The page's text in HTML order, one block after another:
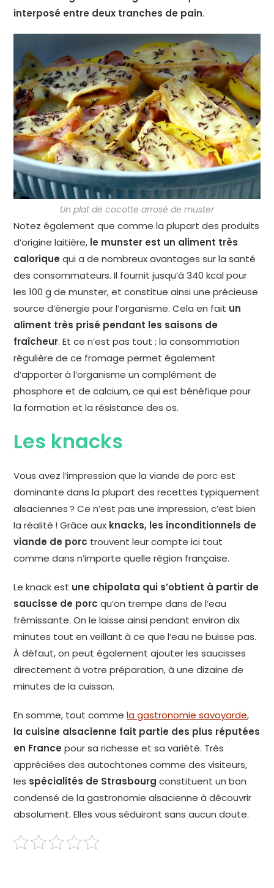
interposé entre deux tranches de pain.
Un plat de cocotte arrosé de muster
Notez également que comme la plupart des produits
d’origine laitière, le munster est un aliment très
calorique qui a de nombreux avantages sur la santé
des consommateurs. Il fournit jusqu’à 340 kcal pour
les 100 g de munster, et constitue ainsi une précieuse
source d’énergie pour l’organisme. Cela en fait un
aliment très prisé pendant les saisons de
fraîcheur. Et ce n’est pas tout ; la consommation
régulière de ce fromage permet également
d’apporter à l’organisme un complément de
phosphore et de calcium, ce qui est bénéfique pour
la formation et la résistance des os.
Les knacks
Vous avez l’impression que la viande de porc est
dominante dans la plupart des recettes typiquement
alsaciennes ? Ce n’est pas une impression, c’est bien
la réalité ! Grâce aux knacks, les inconditionnels de
viande de porc trouvent leur compte ici tout
comme dans n’importe quelle région française.
Le knack est une chipolata qui s’obtient à partir de
saucisse de porc qu’on trempe dans de l’eau
frémissante. On le laisse ainsi pendant environ dix
minutes tout en veillant à ce que l’eau ne buisse pas.
À défaut, on peut également ajouter les saucisses
directement à votre préparation, à une dizaine de
minutes de la cuisson.
En somme, tout commela gastronomie savoyarde,
la cuisine alsacienne fait partie des plus réputées
en France pour sa richesse et sa variété. Très
appréciées des autochtones comme des visiteurs,
les spécialités de Strasbourg constituent un bon
condensé de la gastronomie alsacienne à découvrir
absolument. Elles vous séduiront sans aucun doute.